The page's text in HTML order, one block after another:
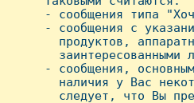
- сообщения типа
- сообщения с
пpодуктов,
заинтеpесованными
- сообщения,
наличия у Вас
следует, что Вы